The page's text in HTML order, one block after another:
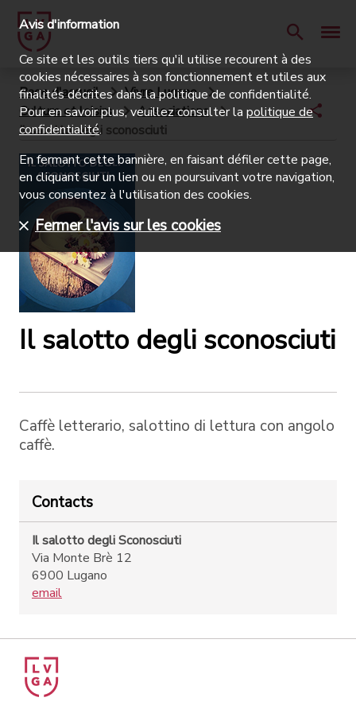
Page d'accueil
Vivre Lugano
Culture et loisirs
Associations
Il salotto degli sconosciuti
Il salotto degli sconosciuti
Caffè letterario, salottino di lettura con angolo
caffè.
Contacts
Il salotto degli Sconosciuti
Via Monte Brè 12
6900 Lugano
email
Avis d'information
Ce site et les outils tiers qu'il utilise recourent à des
cookies nécessaires à son fonctionnement et utiles aux
finalités décrites dans la politique de confidentialité.
Pour en savoir plus, veuillez consulter la politique de
confidentialité.
En fermant cette bannière, en faisant défiler cette page,
en cliquant sur un lien ou en poursuivant votre navigation,
vous consentez à l'utilisation des cookies.
Fermer l'avis sur les cookies